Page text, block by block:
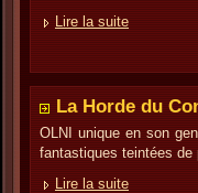
Lire la suite
La Horde du
OLNI unique en son
fantastiques teintées
Lire la suite